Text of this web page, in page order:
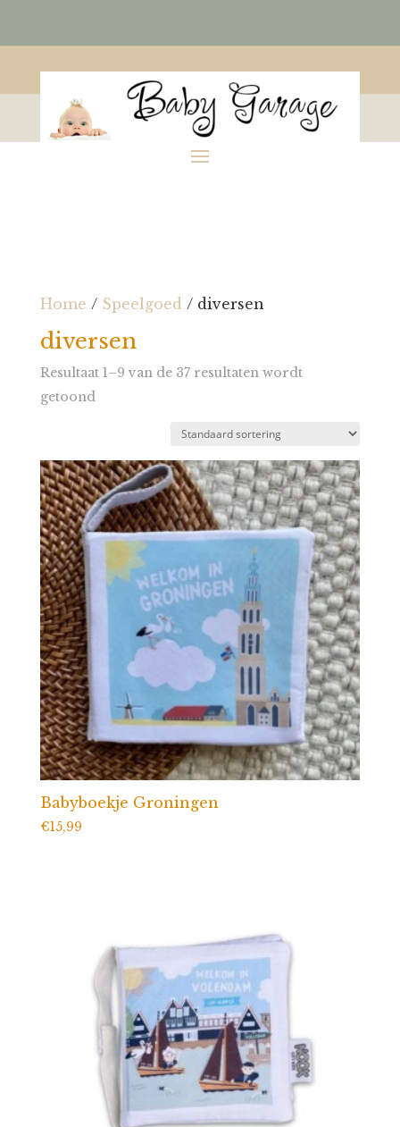
Home / Speelgoed / diversen
diversen
Resultaat 1–9 van de 37 resultaten wordt
getoond
Babyboekje Groningen
€15,99